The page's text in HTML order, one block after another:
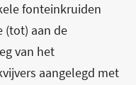
fonteinkruiden
(tot) aan de
van het
aangelegd met